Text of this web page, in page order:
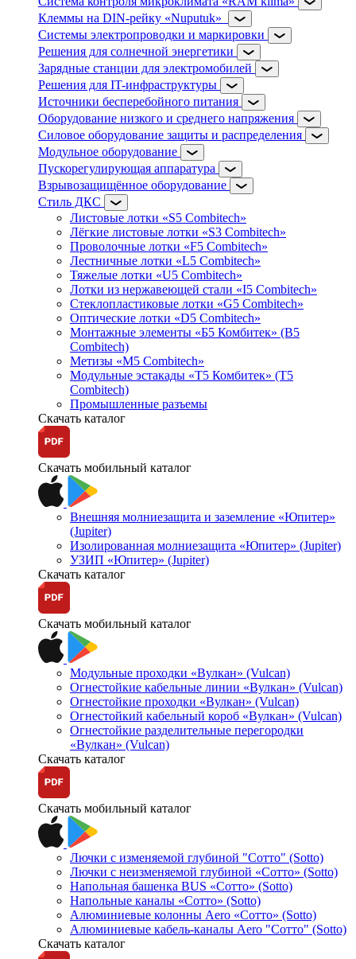
Клеммы на DIN-рейку «Nuputuk»
Системы электропроводки и маркировки
Решения для солнечной энергетики
Зарядные станции для электромобилей
Решения для IT-инфраструктуры
Источники бесперебойного питания
Оборудование низкого и среднего напряжения
Силовое оборудование защиты и распределения
Модульное оборудование
Пускорегулирующая аппаратура
Взрывозащищённое оборудование
Стиль ДКС
Листовые лотки «S5 Combitech»
Лёгкие листовые лотки «S3 Combitech»
Проволочные лотки «F5 Combitech»
Лестничные лотки «L5 Combitech»
Тяжелые лотки «U5 Combitech»
Лотки из нержавеющей стали «I5 Combitech»
Стеклопластиковые лотки «G5 Combitech»
Оптические лотки «D5 Combitech»
Монтажные элементы «Б5 Комбитек» (B5
Combitech)
Метизы «M5 Combitech»
Модульные эстакады «Т5 Комбитек» (T5
Combitech)
Промышленные разъемы
Скачать каталог
Скачать мобильный каталог
Внешняя молниезащита и заземление «Юпитер»
(Jupiter)
Изолированная молниезащита «Юпитер» (Jupiter)
УЗИП «Юпитер» (Jupiter)
Скачать каталог
Скачать мобильный каталог
Модульные проходки «Вулкан» (Vulcan)
Огнестойкие кабельные линии «Вулкан» (Vulcan)
Огнестойкие проходки «Вулкан» (Vulcan)
Огнестойкий кабельный короб «Вулкан» (Vulcan)
Огнестойкие разделительные перегородки
«Вулкан» (Vulcan)
Скачать каталог
Скачать мобильный каталог
Лючки с изменяемой глубиной "Сотто" (Sotto)
Лючки с неизменяемой глубиной «Сотто» (Sotto)
Напольная башенка BUS «Сотто» (Sotto)
Напольные каналы «Сотто» (Sotto)
Алюминиевые колонны Aero «Сотто» (Sotto)
Алюминиевые кабель-каналы Aero "Сотто" (Sotto)
Скачать каталог